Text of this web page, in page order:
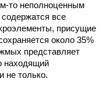
то неполноценным
все
присущие
около 35%
представляет
находящий
не только.